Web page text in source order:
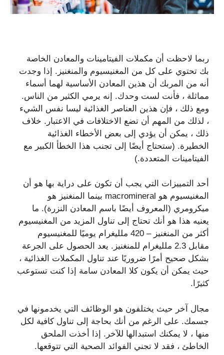
ربما لاحظت أن مكملات الفيتامينات والمعادن الخاصة
بك تحتوي على كل من المغنيسيوم والمنغنيز. إذا وجدت
أنه من المربك أن هذين المعادن الأساسية لهما أسماء
مماثلة ، فأنت لست وحدك. إنه يرمي الكثير من الناس.
ومع ذلك ، فإن هذين العناصر الغذائية ليسا نفس الشيء
، لذلك من المهم أن تضع الاختلافات في الاعتبار. خلاف
ذلك ، يمكن أن يؤدي إلى بعض الأخطاء الغذائية
الخطيرة. (ستحتاج أيضًا إلى تجنب هذا الخطأ الكبير مع
الفيتامينات المتعددة.)
أحد التمييزات التي يجب أن تكون على دراية بها هو أن
المغنيسيوم هو macromineral بينما المنغنيز هو
ميكرومري (المعروف أيضًا باسم المعادن النزرة). ما
يعنيه هذا هو أنك تحتاج إلى تناول المزيد من المغنيسيوم
أكثر من المنغنيز – 420 ملليغرام يوميًا للمغنيسيوم
مقابل 2.3 ملليغرام للمنغنيز. يعد الحصول على الجرعة
بشكل صحيح أمرًا ضروريًا عند تناول المكملات الغذائية ،
حيث يمكن أن يكون كلا المعادن سامة إذا كنت تستوعب
كثيرًا.
مجال آخر حيث يختلفون هو الوظائف التي يخدمونها في
جسمك. على الرغم من أنك بحاجة إلى تناول كافية لكل
منها ، لا يمكنك استبدالها للآخر. إذا أخذت الملحق
الخاطئ ، فقد لا تجني الفوائد الصحية التي تتوقعها.